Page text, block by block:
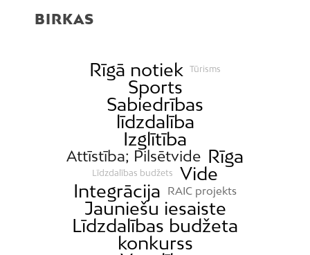
BIRKAS
Rīgā notiek Tūrisms
Sports
Sabiedrības
līdzdalība
Izglītība
Attīstība; Pilsētvide Rīga
Līdzdalības budžets
Vide
Integrācija
RAIC projekts
Jauniešu iesaiste
Līdzdalības budžeta
konkurss